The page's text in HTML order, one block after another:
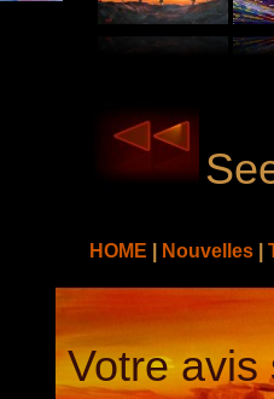
HOME Nouvelles
Votre avis